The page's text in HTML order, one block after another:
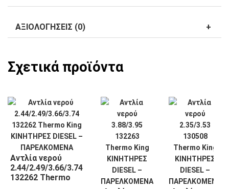
ΑΞΙΟΛΟΓΉΣΕΙΣ (0)
Σχετικά προϊόντα
Αντλία νερού
2.44/2.49/3.66/3.74
132262 Thermo